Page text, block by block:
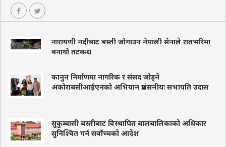
नारायणी नदीबाट बस्ती जोगाउन नेपाली सेनाले रातभरिमा
बनायो तटबन्ध
कानुन निर्माणमा नागरिक र संसद जोड्ने
अकोराबसीआईएनको अभियान प्रशंसनीयः सभापति उदास
सुकुम्बासी बस्तीबाट विस्थापित बालबालिकाको अधिकार
सुनिश्चित गर्न सर्वोच्चको आदेश